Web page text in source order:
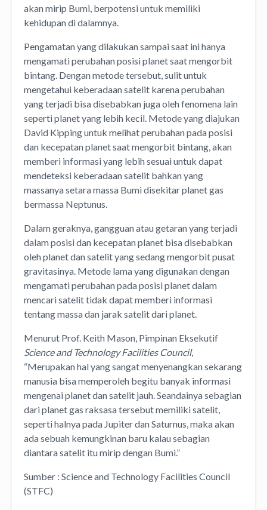
akan mirip Bumi, berpotensi untuk memiliki
kehidupan di dalamnya.
Pengamatan yang dilakukan sampai saat ini hanya
mengamati perubahan posisi planet saat mengorbit
bintang. Dengan metode tersebut, sulit untuk
mengetahui keberadaan satelit karena perubahan
yang terjadi bisa disebabkan juga oleh fenomena lain
seperti planet yang lebih kecil. Metode yang diajukan
David Kipping untuk melihat perubahan pada posisi
dan kecepatan planet saat mengorbit bintang, akan
memberi informasi yang lebih sesuai untuk dapat
mendeteksi keberadaan satelit bahkan yang
massanya setara massa Bumi disekitar planet gas
bermassa Neptunus.
Dalam geraknya, gangguan atau getaran yang terjadi
dalam posisi dan kecepatan planet bisa disebabkan
oleh planet dan satelit yang sedang mengorbit pusat
gravitasinya. Metode lama yang digunakan dengan
mengamati perubahan pada posisi planet dalam
mencari satelit tidak dapat memberi informasi
tentang massa dan jarak satelit dari planet.
Menurut Prof. Keith Mason, Pimpinan Eksekutif
Science and Technology Facilities Council,
“Merupakan hal yang sangat menyenangkan sekarang
manusia bisa memperoleh begitu banyak informasi
mengenai planet dan satelit jauh. Seandainya sebagian
dari planet gas raksasa tersebut memiliki satelit,
seperti halnya pada Jupiter dan Saturnus, maka akan
ada sebuah kemungkinan baru kalau sebagian
diantara satelit itu mirip dengan Bumi.”
Sumber : Science and Technology Facilities Council
(STFC)